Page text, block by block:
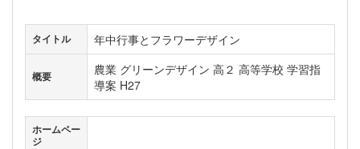
タイトル 年中行事とフラワーデザイン
概要
農業 グリーンデザイン 高２ 高等学校 学習指
導案 H27
ホームペー
ジ